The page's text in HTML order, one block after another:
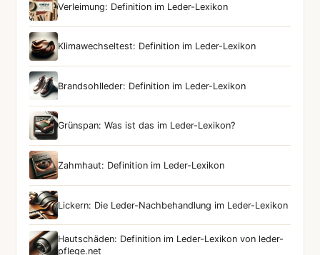
Verleimung: Definition im Leder-Lexikon
Klimawechseltest: Definition im Leder-Lexikon
Brandsohlleder: Definition im Leder-Lexikon
Grünspan: Was ist das im Leder-Lexikon?
Zahmhaut: Definition im Leder-Lexikon
Lickern: Die Leder-Nachbehandlung im Leder-Lexikon
Hautschäden: Definition im Leder-Lexikon von leder-
pflege.net